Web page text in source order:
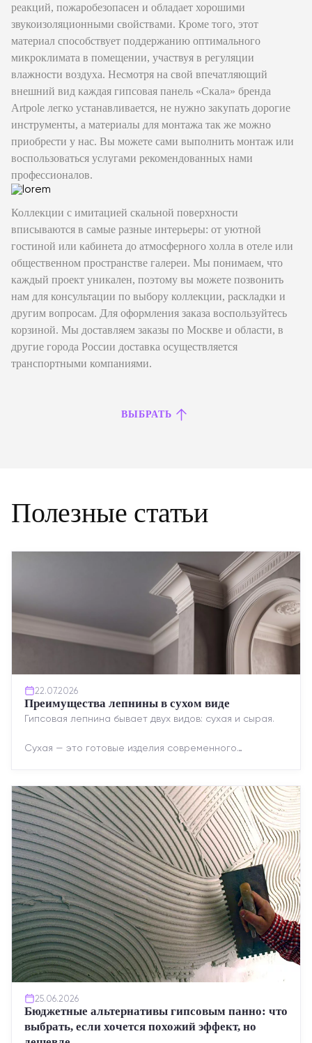
реакций, пожаробезопасен и обладает хорошими
звукоизоляционными свойствами. Кроме того, этот
материал способствует поддержанию оптимального
микроклимата в помещении, участвуя в регуляции
влажности воздуха. Несмотря на свой впечатляющий
внешний вид каждая гипсовая панель «Скала» бренда
Artpole легко устанавливается, не нужно закупать дорогие
инструменты, а материалы для монтажа так же можно
приобрести у нас. Вы можете сами выполнить монтаж или
воспользоваться услугами рекомендованных нами
профессионалов.
Коллекции с имитацией скальной поверхности
вписываются в самые разные интерьеры: от уютной
гостиной или кабинета до атмосферного холла в отеле или
общественном пространстве галереи. Мы понимаем, что
каждый проект уникален, поэтому вы можете позвонить
нам для консультации по выбору коллекции, раскладки и
другим вопросам. Для оформления заказа воспользуйтесь
корзиной. Мы доставляем заказы по Москве и области, в
другие города России доставка осуществляется
транспортными компаниями.
ВЫБРАТЬ
Полезные статьи
22.07.2026
Преимущества лепнины в сухом виде
Гипсовая лепнина бывает двух видов: сухая и сырая.
Сухая — это готовые изделия современного
25.06.2026
Бюджетные альтернативы гипсовым панно: что
выбрать, если хочется похожий эффект, но